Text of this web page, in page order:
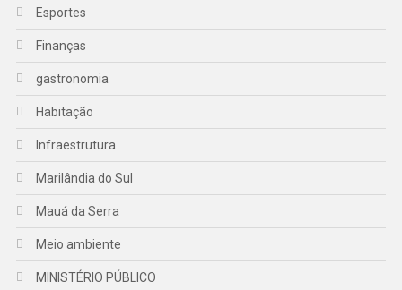
Esportes
Finanças
gastronomia
Habitação
Infraestrutura
Marilândia do Sul
Mauá da Serra
Meio ambiente
MINISTÉRIO PÚBLICO